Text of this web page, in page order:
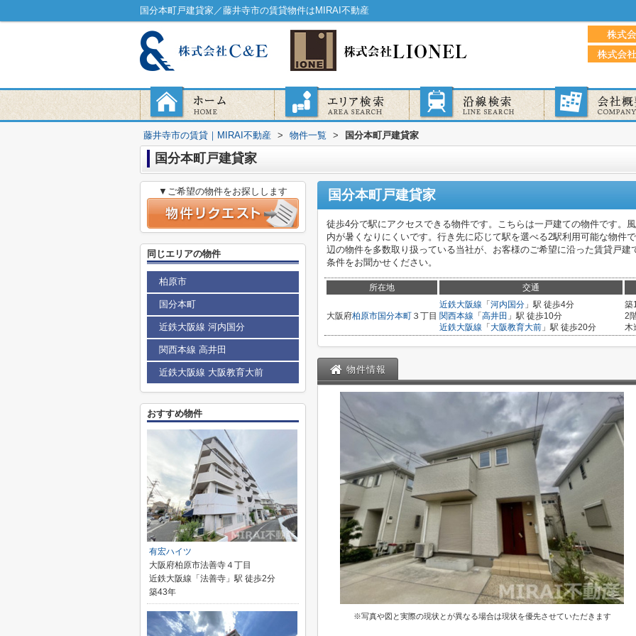
国分本町戸建貸家／藤井寺市の賃貸物件はMIRAI不動産
藤井寺市の賃貸｜MIRAI不動産 > 物件一覧 > 国分本町戸建貸家
国分本町戸建貸家
国分本町戸建貸家
徒歩4分で駅にアクセスできる物件です。こちらは一戸建ての物件です。
内が暑くなりにくいです。行き先に応じて駅を選べる2駅利用可能な物件
辺の物件を多数取り扱っている当社が、お客様のご希望に沿った賃貸戸
条件をお聞かせください。
所在地 交通
大阪府柏原市国分本町 ３丁目
近鉄大阪線 「 河内国分 」駅 徒歩4分
関西本線 「 高井田 」駅 徒歩10分
近鉄大阪線 「 大阪教育大前 」駅 徒歩20分
築
2
木
物件情報
※写真や図と実際の現状とが異なる場合は現状を優先させていただきます
▼ご希望の物件をお探しします
同じエリアの物件
柏原市
国分本町
近鉄大阪線 河内国分
関西本線 高井田
近鉄大阪線 大阪教育大前
おすすめ物件
有宏ハイツ
大阪府柏原市法善寺４丁目
近鉄大阪線「法善寺」駅 徒歩2分
築43年